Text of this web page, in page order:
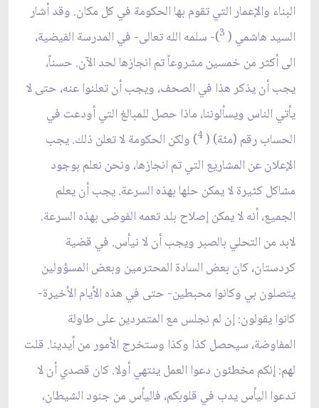
البناء والإعمار التي تقوم بها الحكومة في كل مكان. وقد أشار
السيد هاشمي ( 3)- سلمه الله تعالى- في المدرسة الفيضية،
الى أكثر من خمسين مشروعاً تم انجازها لحد الآن. حسناً،
يجب أن يذكر هذا في الصحف، ويجب أن تعلنوا عنه، حتى لا
يأتي الناس ويسألوننا، ماذا حصل للمبالغ التي أودعت في
الحساب رقم (مئة) (4) ولكن الحكومة لا تعلن ذلك. يجب
الإعلان عن المشاريع التي تم انجازها، ونحن نعلم بوجود
مشاكل كثيرة لا يمكن حلها بهذه السرعة. يجب أن يعلم
الجميع، أنه لا يمكن إصلاح بلد تعمه الفوضى بهذه‏ السرعة.
لابد من التحلي بالصبر ويجب أن لا نيأس. في قضية
كردستان، كان بعض السادة المحترمين وبعض المسؤولين
يتصلون بي وكانوا محبطين- حتى في هذه الأيام الأخيرة-
كانوا يقولون: إن لم نجلس مع المتمردين على طاولة
المفاوضة، سيحصل كذا وكذا وستخرج الأمور من أيدينا. قلت
لهم: إنكم مخطئون دعوا العمل ينتهي أولا. كان قصدي أن لا
تدعوا اليأس يدب في قلوبكم، فاليأس من جنود الشيطان،